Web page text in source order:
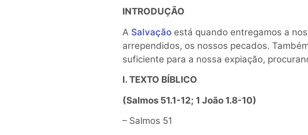
INTRODUÇÃO
A Salvação está quando entregamos a
arrependidos, os nossos pecados.
suficiente para a nossa expiação,
I. TEXTO BÍBLICO
(Salmos 51.1-12; 1 João 1.8-10)
– Salmos 51